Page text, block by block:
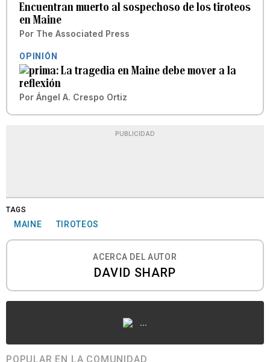
Encuentran muerto al sospechoso de los tiroteos
en Maine
Por The Associated Press
OPINIÓN
La tragedia en Maine debe mover a la
reflexión
Por Ángel A. Crespo Ortiz
PUBLICIDAD
TAGS
MAINE TIROTEOS
ACERCA DEL AUTOR
DAVID SHARP
...
POPULAR EN LA COMUNIDAD